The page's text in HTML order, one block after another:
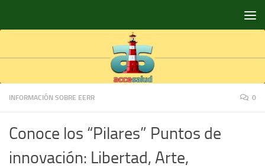
INFORMACIÓN SOBRE EERR 0
Conoce los “Pilares” Puntos de
innovación: Libertad, Arte,